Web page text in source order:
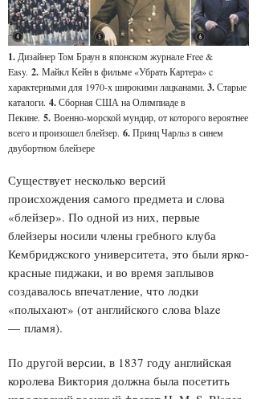
1. Дизайнер Том Браун в японском журнале Free &
Easy. 2. Майкл Кейн в фильме «Убрать Картера» c
характерными для 1970-х широкими лацканами. 3.Старые
каталоги. 4.Сборная США на Олимпиаде в
Пекине. 5. Военно-морской мундир, от которого вероятнее
всего и произошел блейзер . 6.Принц Чарльз в синем
двубортном блейзере
Существует несколько версий
происхождения самого предмета и слова
«блейзер». По одной из них, первые
блейзеры носили члены гребного клуба
Кембриджского университета, это были ярко-
красные пиджаки, и во время заплывов
создавалось впечатление, что лодки
«полыхают» (от английского слова blaze
— пламя).
По другой версии, в 1837 году английская
королева Виктория должна была посетить